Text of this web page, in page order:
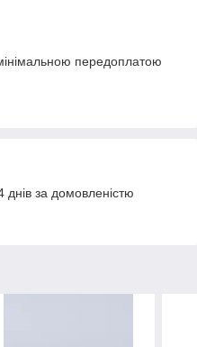
передоплатою
за домовленістю